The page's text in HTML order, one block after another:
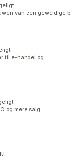
van een geweldige b
til e-handel og
og mere salg